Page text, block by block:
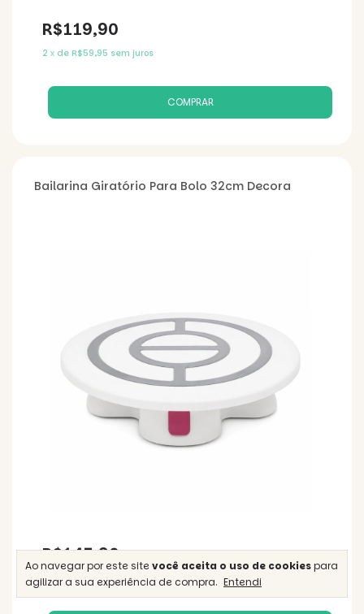
Ao navegar por este site você aceita o uso de cookiespara
agilizar a sua experiência de compra. Entendi
R$119,90
2 x de R$59,95 sem juros
Bailarina Giratório Para Bolo 32cm Decora
R$145,90
2 xde R$72,95 sem juros